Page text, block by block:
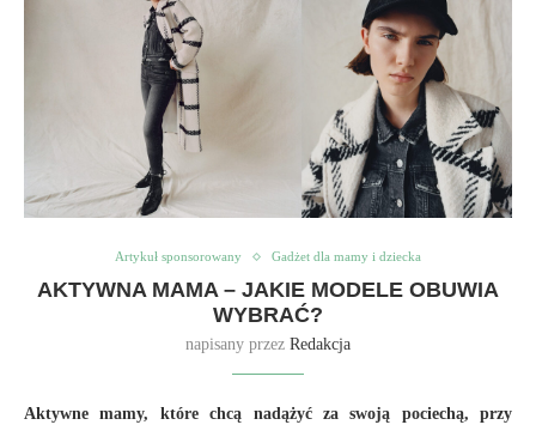
Artykuł sponsorowany Gadżet dla mamy i dziecka
AKTYWNA MAMA – JAKIE MODELE OBUWIA
WYBRAĆ?
napisany przez Redakcja
Aktywne mamy, które chcą nadążyć za swoją pociechą, przy